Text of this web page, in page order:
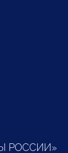
РОССИИ»